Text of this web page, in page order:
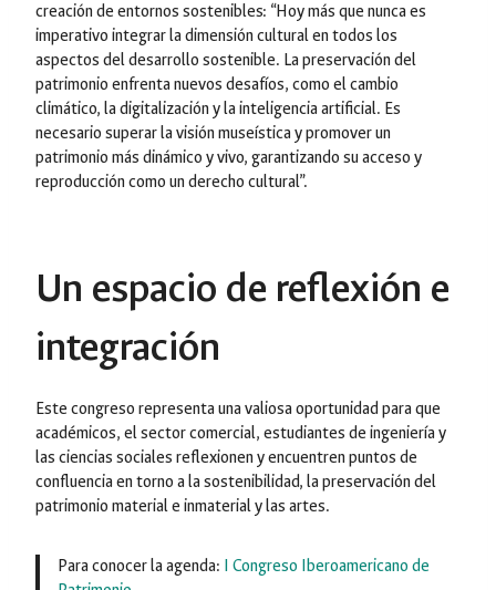
creación de entornos sostenibles: “Hoy más que nunca es
imperativo integrar la dimensión cultural en todos los
aspectos del desarrollo sostenible. La preservación del
patrimonio enfrenta nuevos desafíos, como el cambio
climático, la digitalización y la inteligencia artificial. Es
necesario superar la visión museística y promover un
patrimonio más dinámico y vivo, garantizando su acceso y
reproducción como un derecho cultural”.
Un espacio de reflexión e
integración
Este congreso representa una valiosa oportunidad para que
académicos, el sector comercial, estudiantes de ingeniería y
las ciencias sociales reflexionen y encuentren puntos de
confluencia en torno a la sostenibilidad, la preservación del
patrimonio material e inmaterial y las artes.
Para conocer la agenda: I Congreso Iberoamericano de